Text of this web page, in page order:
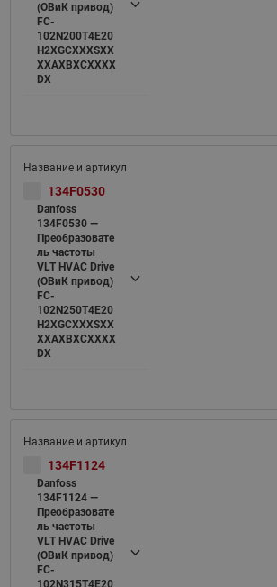
(ОВиК привод)
FC-
102N200T4E20
H2XGCXXXSXX
XXAXBXCXXXX
DX
134F0530
Danfoss
134F0530 —
Преобразовате
ль частоты
VLT HVAC Drive
(ОВиК привод)
FC-
102N250T4E20
H2XGCXXXSXX
XXAXBXCXXXX
DX
134F1124
Danfoss
134F1124 —
Преобразовате
ль частоты
VLT HVAC Drive
(ОВиК привод)
FC-
102N315T4E20